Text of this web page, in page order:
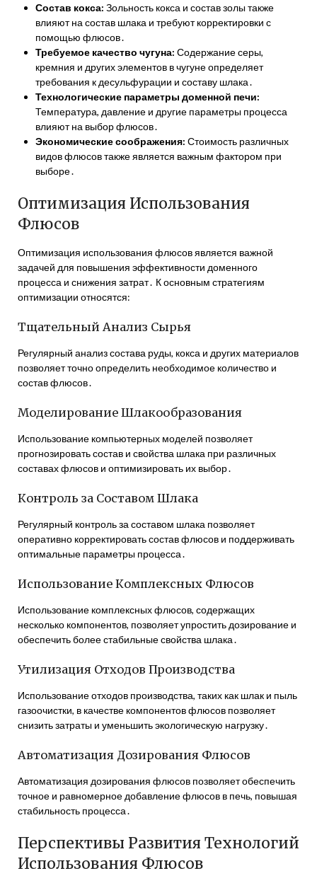
Состав кокса: Зольность кокса и состав золы также
влияют на состав шлака и требуют корректировки с
помощью флюсов․
Требуемое качество чугуна: Содержание серы,
кремния и других элементов в чугуне определяет
требования к десульфурации и составу шлака․
Технологические параметры доменной печи:
Температура, давление и другие параметры процесса
влияют на выбор флюсов․
Экономические соображения: Стоимость различных
видов флюсов также является важным фактором при
выборе․
Оптимизация Использования
Флюсов
Оптимизация использования флюсов является важной
задачей для повышения эффективности доменного
процесса и снижения затрат․ К основным стратегиям
оптимизации относятся:
Тщательный Анализ Сырья
Регулярный анализ состава руды, кокса и других материалов
позволяет точно определить необходимое количество и
состав флюсов․
Моделирование Шлакообразования
Использование компьютерных моделей позволяет
прогнозировать состав и свойства шлака при различных
составах флюсов и оптимизировать их выбор․
Контроль за Составом Шлака
Регулярный контроль за составом шлака позволяет
оперативно корректировать состав флюсов и поддерживать
оптимальные параметры процесса․
Использование Комплексных Флюсов
Использование комплексных флюсов, содержащих
несколько компонентов, позволяет упростить дозирование и
обеспечить более стабильные свойства шлака․
Утилизация Отходов Производства
Использование отходов производства, таких как шлак и пыль
газоочистки, в качестве компонентов флюсов позволяет
снизить затраты и уменьшить экологическую нагрузку․
Автоматизация Дозирования Флюсов
Автоматизация дозирования флюсов позволяет обеспечить
точное и равномерное добавление флюсов в печь, повышая
стабильность процесса․
Перспективы Развития Технологий
Использования Флюсов